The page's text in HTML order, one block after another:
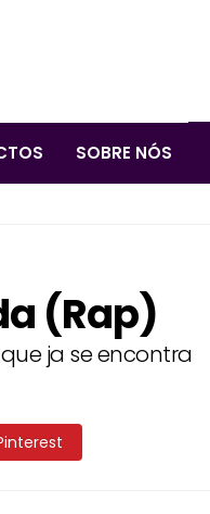
SOBRE NÓS
(Rap)
ja se encontra